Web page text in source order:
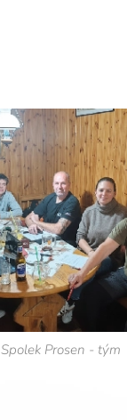
Spolek Prosen - tým